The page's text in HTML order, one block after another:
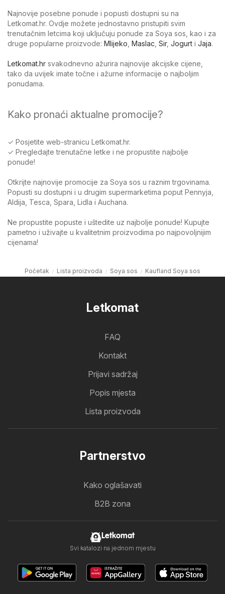
Najnovije posebne ponude i popusti dostupni su na
Letkomat.hr. Ovdje možete jednostavno pristupiti svim
trenutačnim letcima koji uključuju ponude za Soya sos, kao i za
druge popularne proizvode: Mlijeko Maslac Sir, Jogurt i Jaja.
Letkomat.hr svakodnevno ažurira najnovije akcijske cijene,
tako da uvijek imate točne i ažurne informacije o najboljim
ponudama.
Kako pronaći aktualne promocije?
✓ Posjetite web-stranicu Letkomat.hr.
✓ Pregledajte trenutačne letke i ne propustite najbolje
ponude!
Otkrijte najnovije promocije za Soya sos u raznim trgovinama.
Popusti su dostupni i u drugim supermarketima poput Pennyja,
Aldija, Tesca, Spara, Lidla i Auchana.
Ne propustite popuste i uštedite uz najbolje ponude! Kupujte
pametno i uživajte u kvalitetnim proizvodima po najpovoljnijim
cijenama!
Početak Lista proizvoda Soya sos Kaufland Soya sos
Letkomat
FAQ
Kontakt
Prijavi sadržaj
Popis mjesta
Lista proizvoda
Partnerstvo
Kako oglašavati
B2B zona
Letkomat
Svi katalozi na jednom mjestu